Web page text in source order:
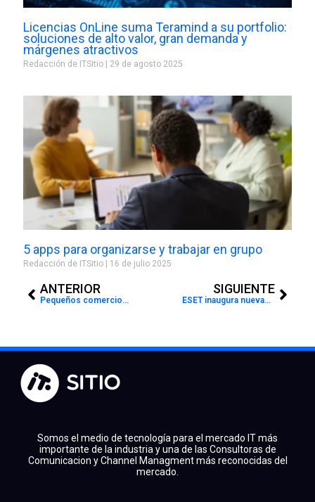
Licencias OnLine suma Teramind a su portfolio:
soluciones de alto valor, gran demanda y
márgenes atractivos
Redacción de ITSitio 29 de agosto 2025
5 apps para organizarse y trabajar en grupo
Redacción de ITSitio 16 de julio 2025
ANTERIOR
Pequeños comercios se convierten en el blanco de ciberataques
SIGUIENTE
ESET inaugura nuevas oficinas en ciudad de México
Somos el medio de tecnología para el mercado IT más
importante de la industria y una de las Consultoras de
Comunicacion y Channel Managment más reconocidas del
mercado.